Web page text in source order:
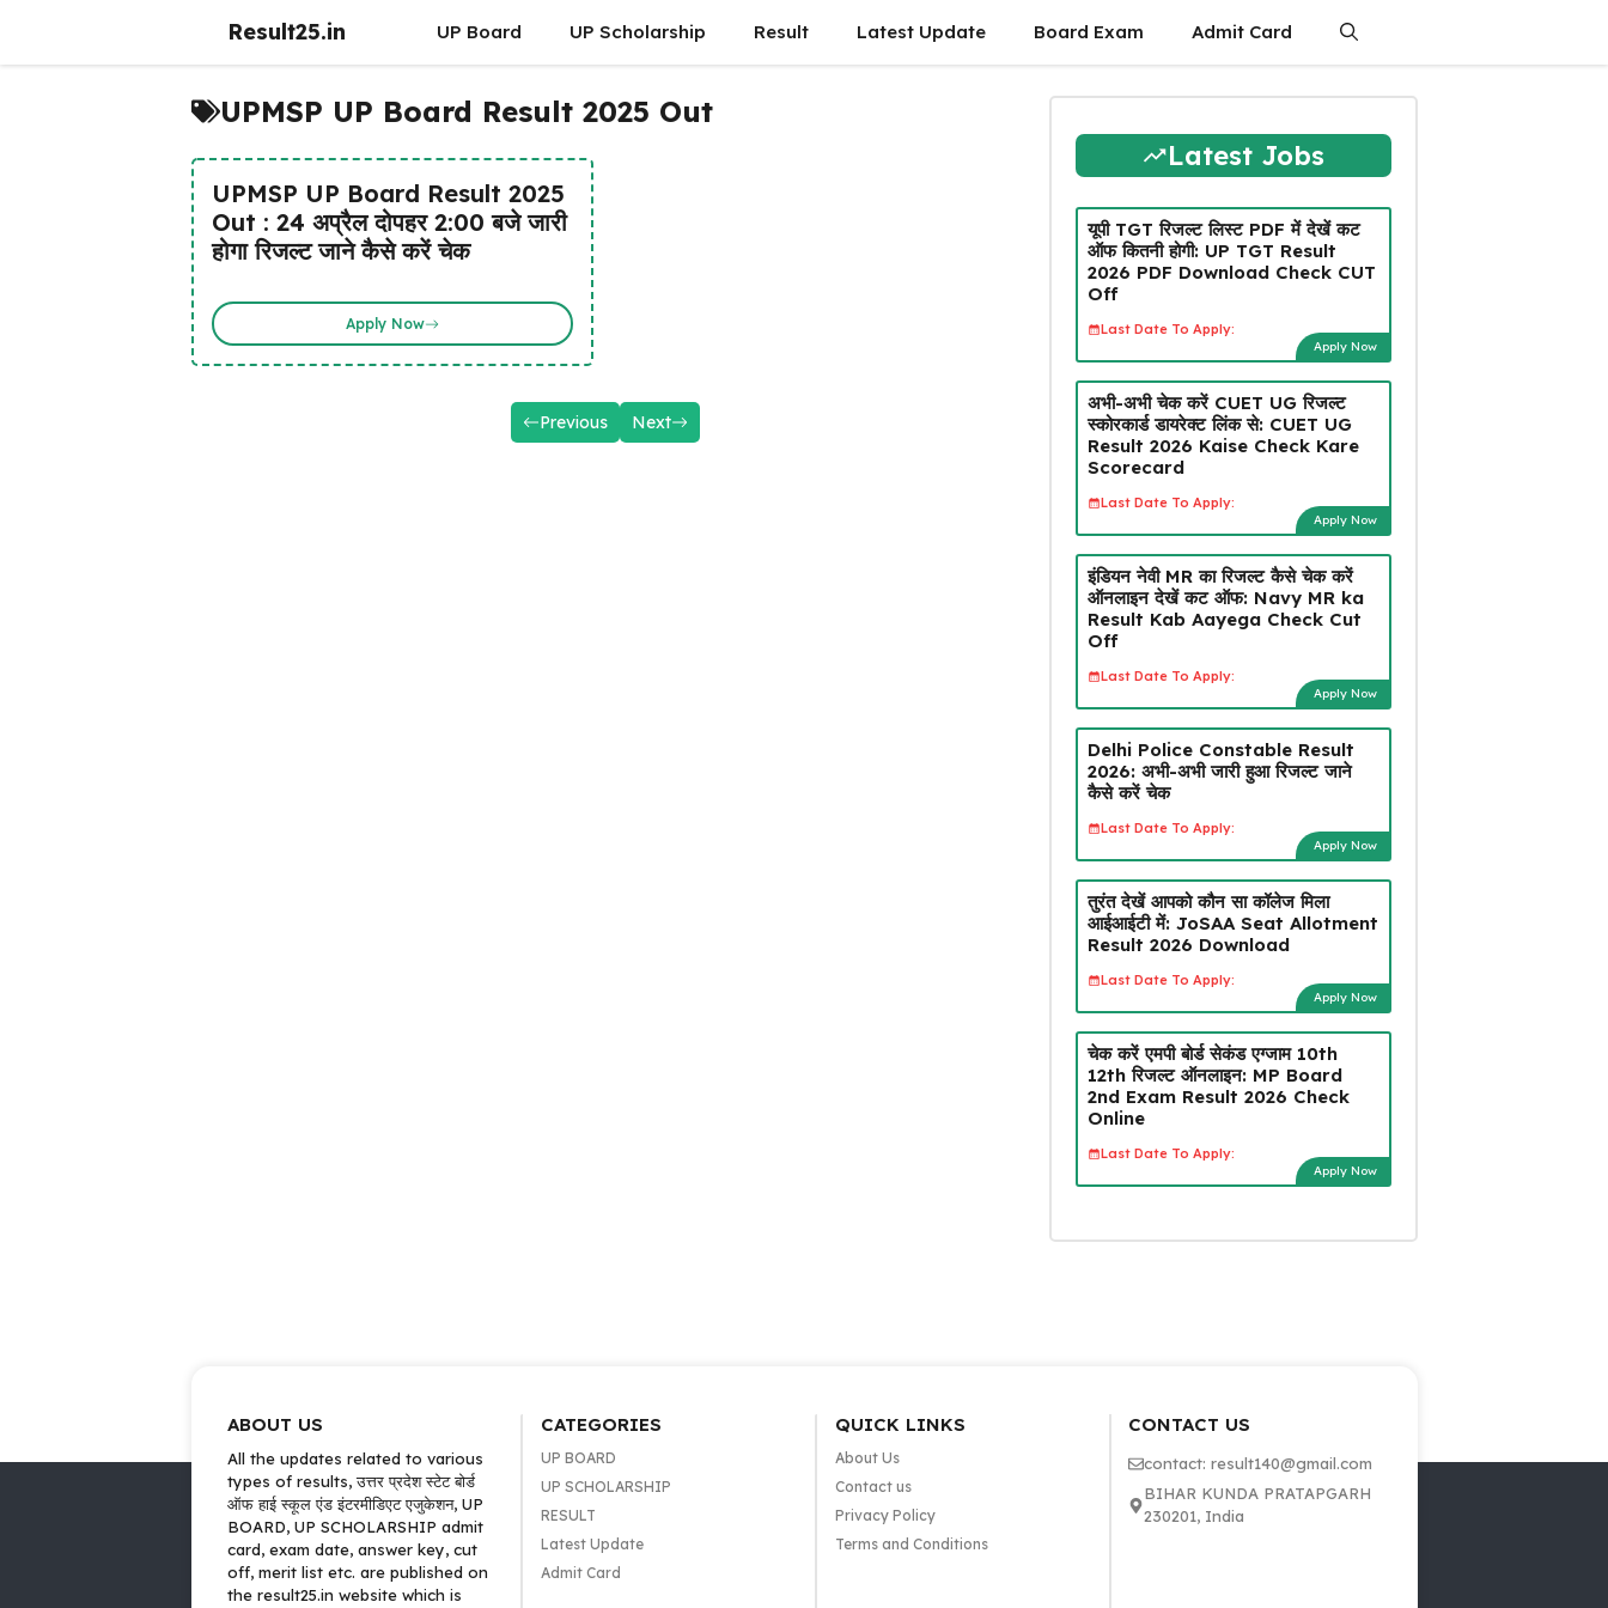
Result25.in UP Board UP Scholarship Result Latest Update Board Exam Admit Card
UPMSP UP Board Result 2025 Out
UPMSP UP Board Result 2025
Out : 24 अप्रैल दोपहर 2:00 बजे जारी
होगा रिजल्ट जाने कैसे करें चेक
Apply Now
Previous Next
Latest Jobs
यूपी TGT रिजल्ट लिस्ट PDF में देखें कट
ऑफ कितनी होगी: UP TGT Result
2026 PDF Download Check CUT
Off
Last Date To Apply:
Apply Now
अभी-अभी चेक करें CUET UG रिजल्ट
स्कोरकार्ड डायरेक्ट लिंक से: CUET UG
Result 2026 Kaise Check Kare
Scorecard
Last Date To Apply:
Apply Now
इंडियन नेवी MR का रिजल्ट कैसे चेक करें
ऑनलाइन देखें कट ऑफ: Navy MR ka
Result Kab Aayega Check Cut
Off
Last Date To Apply:
Apply Now
Delhi Police Constable Result
2026: अभी-अभी जारी हुआ रिजल्ट जाने
कैसे करें चेक
Last Date To Apply:
Apply Now
तुरंत देखें आपको कौन सा कॉलेज मिला
आईआईटी में: JoSAA Seat Allotment
Result 2026 Download
Last Date To Apply:
Apply Now
चेक करें एमपी बोर्ड सेकंड एग्जाम 10th
12th रिजल्ट ऑनलाइन: MP Board
2nd Exam Result 2026 Check
Online
Last Date To Apply:
Apply Now
ABOUT US
All the updates related to various
types of results, उत्तर प्रदेश स्टेट बोर्ड
ऑफ हाई स्कूल एंड इंटरमीडिएट एजुकेशन, UP
BOARD, UP SCHOLARSHIP admit
card, exam date, answer key, cut
off, merit list etc. are published on
the result25.in website which is
CATEGORIES
UP BOARD
UP SCHOLARSHIP
RESULT
Latest Update
Admit Card
QUICK LINKS
About Us
Contact us
Privacy Policy
Terms and Conditions
CONTACT US
contact: result140@gmail.com
BIHAR KUNDA PRATAPGARH
230201, India